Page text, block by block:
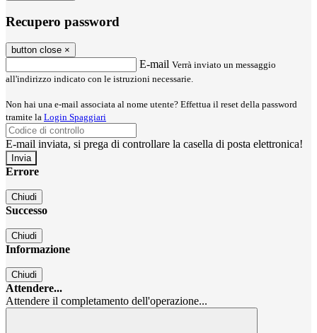
Recupero password
button close ×
E-mail Verrà inviato un messaggio
all'indirizzo indicato con le istruzioni necessarie.
Non hai una e-mail associata al nome utente? Effettua il reset della password
tramite la Login Spaggiari
E-mail inviata, si prega di controllare la casella di posta elettronica!
Errore
Chiudi
Successo
Chiudi
Informazione
Chiudi
Attendere...
Attendere il completamento dell'operazione...